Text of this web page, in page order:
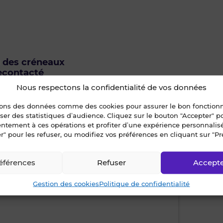
Nous respectons la confidentialité de vos données
des données comme des cookies pour assurer le bon
des statistiques d’audience. Cliquez sur le bouton "Accepter"
à ces opérations et profiter d’une expérience
pour les refuser, ou modifiez vos préférences en cliquant sur
Refuser
Gestion des cookiesPolitique de confidentialité
créneaux
?
ce bien ?